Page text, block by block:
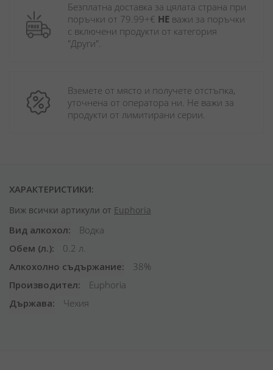
Безплатна доставка за цялата страна при
поръчки от 79.99+€ НЕ важи за поръчки
с включени продукти от категория
"Други".
Вземете от място и получете отстъпка,
уточнена от оператора ни. Не важи за
продукти от лимитирани серии.
ХАРАКТЕРИСТИКИ:
Виж всички артикули от Euphoria
Вид алкохол
Водка
Обем (л.)
0.2 л.
Алкохолно съдържание
38%
Производител
Euphoria
Държава
Чехия